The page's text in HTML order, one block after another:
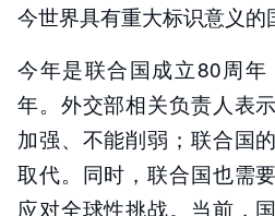
今世界具有重大标识意义的
今年是联合国成立80周
年。外交部相关负责人表
加强、不能削弱；联合国
取代。同时，联合国也需
应对全球性挑战。当前，